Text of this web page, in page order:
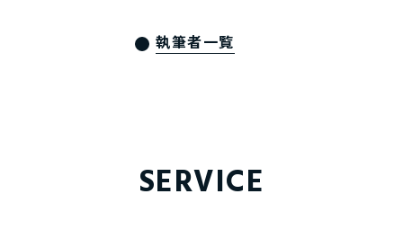
執筆者一覧
SERVICE